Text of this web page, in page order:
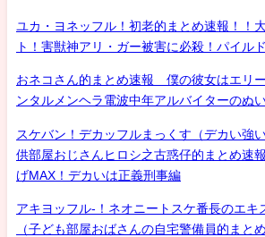
ユカ・ヨネッフル！初老的まとめ速報！！
ト！害獣神アリ・ガー被害に必殺！パイル
おネコさん的まとめ速報 僕の彼女はエリ
ンタルメンヘラ電波中年アルバイターのぬ
スケバン！デカッフルまっくす（デカい強
供部屋おじさんヒロシ之古惑仔的まとめ速
げMAX！デカいは正義刑事編
アキヨッフル-！ネオニートスケ番長のエキ
（子ども部屋おばさんの自宅警備員的まとめ